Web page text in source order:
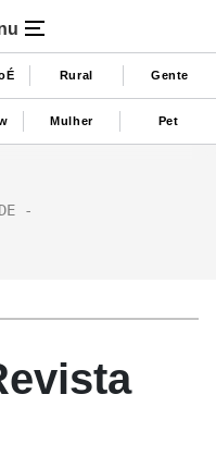
Rural Gente
Mulher Pet